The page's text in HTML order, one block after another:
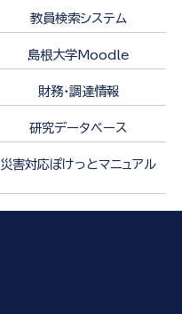
教員検索システム
島根大学Moodle
財務・調達情報
研究データベース
災害対応ぽけっとマニュアル